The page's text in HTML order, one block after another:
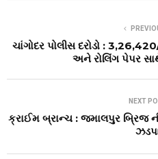
ચાંગોદર પોલીસ દરોડો :
અને રોલિંગ પેપર
NEXT
ક્રાઈમ બ્રાન્ચ : જમાલપુર બ્રિજ